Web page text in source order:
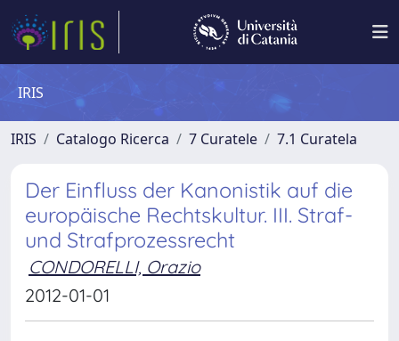
IRIS
IRIS Catalogo Ricerca 7 Curatele 7.1 Curatela
Der Einfluss der Kanonistik auf die
europäische Rechtskultur. III. Straf-
und Strafprozessrecht
CONDORELLI, Orazio
2012-01-01